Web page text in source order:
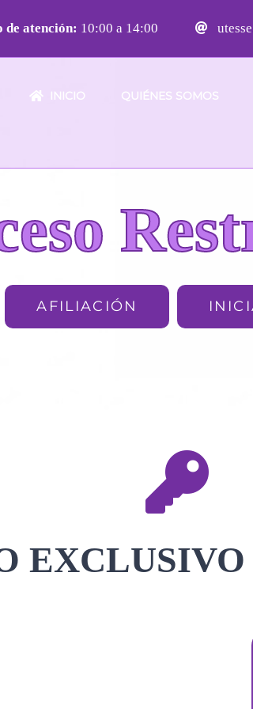
atención: 10:00 a 14:00
INICIO QUIÉNES SOMOS
AFILIACIÓN